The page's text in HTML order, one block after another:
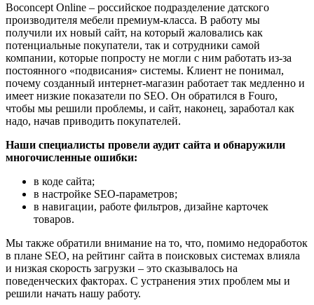
Boconcept Online – российское подразделение датского
производителя мебели премиум-класса. В работу мы
получили их новый сайт, на который жаловались как
потенциальные покупатели, так и сотрудники самой
компании, которые попросту не могли с ним работать из-за
постоянного «подвисания» системы. Клиент не понимал,
почему созданный интернет-магазин работает так медленно и
имеет низкие показатели по SEO. Он обратился в Fouro,
чтобы мы решили проблемы, и сайт, наконец, заработал как
надо, начав приводить покупателей.
Наши специалисты провели аудит сайта и обнаружили
многочисленные ошибки:
в коде сайта;
в настройке SEO-параметров;
в навигации, работе фильтров, дизайне карточек
товаров.
Мы также обратили внимание на то, что, помимо недоработок
в плане SEO, на рейтинг сайта в поисковых системах влияла
и низкая скорость загрузки – это сказывалось на
поведенческих факторах. С устранения этих проблем мы и
решили начать нашу работу.